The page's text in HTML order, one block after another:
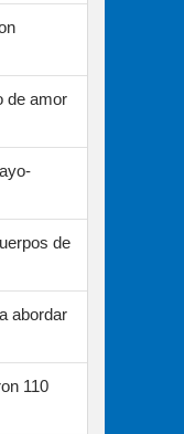
de amor
de
abordar
110